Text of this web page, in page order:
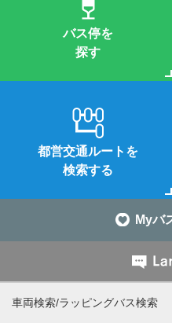
バス停を
探す
都営交通ルートを
検索する
Myバ
車両検索/ラッピングバス検索